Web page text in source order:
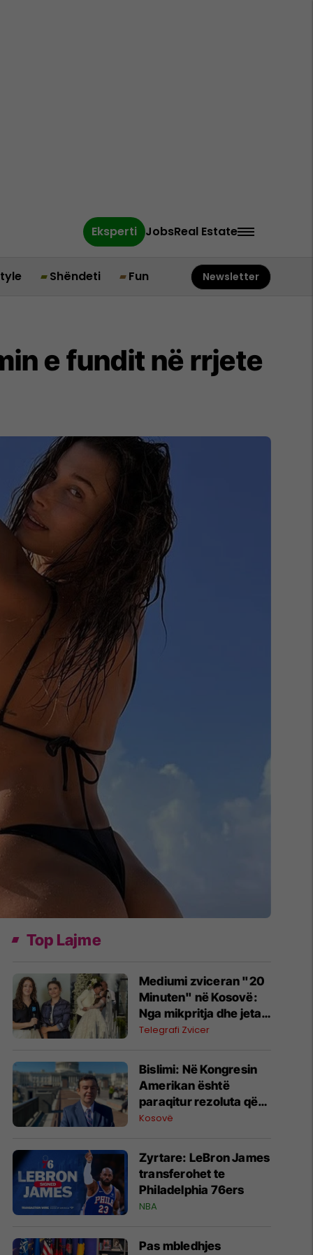
Eksperti JobsReal Estate
Shëndeti Fun Newsletter
e fundit në rrjete
Top Lajme
Mediumi zviceran "20
Minuten" në Kosovë:
Nga mikpritja dhe jeta e
diasporës te mega-
ftuar
Telegrafi Zvicer
Bislimi: Në Kongresin
Amerikan është
paraqitur rezoluta që
kundërshton mbajtjen
Parlamentare të
OSBE-së në Beograd
Kosovë
Zyrtare: LeBron James
transferohet te
Philadelphia 76ers
NBA
Pas mbledhjes